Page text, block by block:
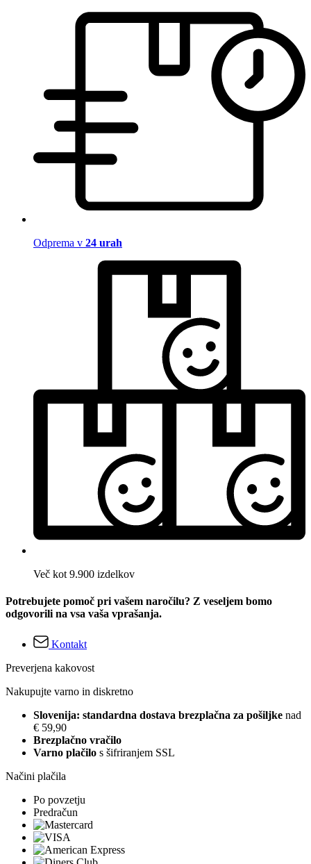
Odprema v 24 urah
Več kot 9.900 izdelkov
Potrebujete pomoč pri vašem naročilu? Z veseljem bomo
odgovorili na vsa vaša vprašanja.
Kontakt
Preverjena kakovost
Nakupujte varno in diskretno
Slovenija: standardna dostava brezplačna za pošiljke nad
€ 59,90
Brezplačno vračilo
Varno plačilo s šifriranjem SSL
Načini plačila
Po povzetju
Predračun